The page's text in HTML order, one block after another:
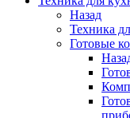
Назад
Техника
Готовые